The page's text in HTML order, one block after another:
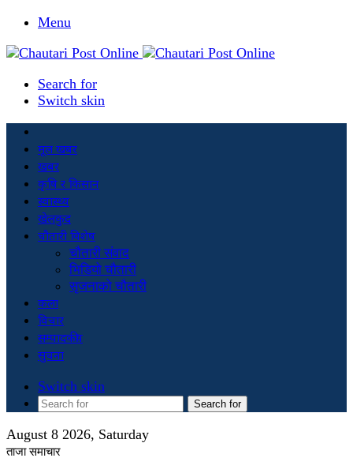
Menu
Search for
Switch skin
मूल खबर
खबर
कृषि र किसान
स्वास्थ्य
खेलकुद
चौतारी विशेष
चौतारी संवाद
भिडियो चौतारी
सृजनाको चौतारी
कला
विचार
सम्पादकीय
सुचना
Switch skin
Search for
August 8 2026, Saturday
ताजा समाचार